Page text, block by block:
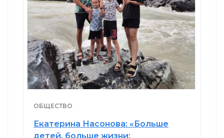
ОБЩЕСТВО
Екатерина Насонова: «Больше
детей, больше жизни: